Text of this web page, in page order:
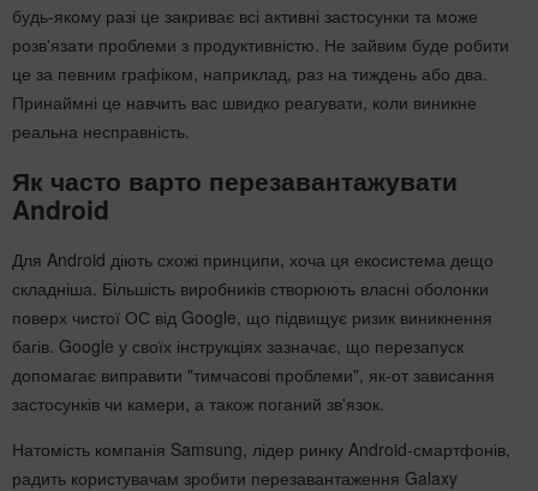
будь-якому разі це закриває всі активні застосунки та може
розв'язати проблеми з продуктивністю. Не зайвим буде робити
це за певним графіком, наприклад, раз на тиждень або два.
Принаймні це навчить вас швидко реагувати, коли виникне
реальна несправність.
Як часто варто перезавантажувати
Android
Для Android діють схожі принципи, хоча ця екосистема дещо
складніша. Більшість виробників створюють власні оболонки
поверх чистої ОС від Google, що підвищує ризик виникнення
багів. Google у своїх інструкціях зазначає, що перезапуск
допомагає виправити "тимчасові проблеми", як-от зависання
застосунків чи камери, а також поганий зв'язок.
Натомість компанія Samsung, лідер ринку Android-смартфонів,
радить користувачам зробити перезавантаження Galaxy